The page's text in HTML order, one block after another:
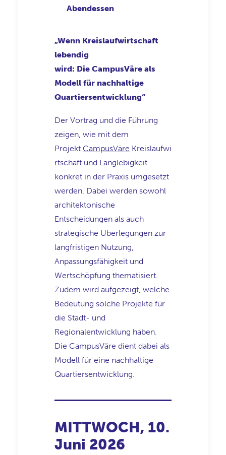
Abendessen
„Wenn Kreislaufwirtschaft
lebendig
wird: Die CampusVäre als
Modell für nachhaltige
Quartiersentwicklung“
Der Vortrag und die Führung
zeigen, wie mit dem
Projekt CampusVäre Kreislaufwi
rtschaft und Langlebigkeit
konkret in der Praxis umgesetzt
werden. Dabei werden sowohl
architektonische
Entscheidungen als auch
strategische Überlegungen zur
langfristigen Nutzung,
Anpassungsfähigkeit und
Wertschöpfung thematisiert.
Zudem wird aufgezeigt, welche
Bedeutung solche Projekte für
die Stadt- und
Regionalentwicklung haben.
Die CampusVäre dient dabei als
Modell für eine nachhaltige
Quartiersentwicklung.
MITTWOCH, 10.
Juni 2026